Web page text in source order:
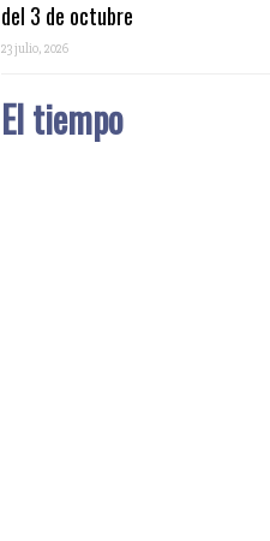
del 3 de octubre
23 julio, 2026
El tiempo